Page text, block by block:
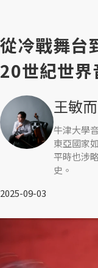
從冷戰舞台
20世紀世界
王敏而
牛津大學
東亞國家
平時也涉
史。
2025-09-03